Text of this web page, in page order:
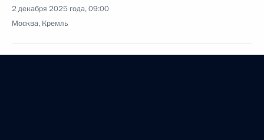
2 декабря 2025 года, 09:00
Москва, Кремль